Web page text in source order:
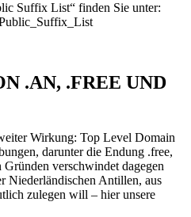
Suffix List“ finden Sie unter:
.AN, .FREE UND
Wirkung: Top Level Domain
darunter die Endung .free,
verschwindet dagegen
Niederländischen Antillen, aus
zulegen will – hier unsere